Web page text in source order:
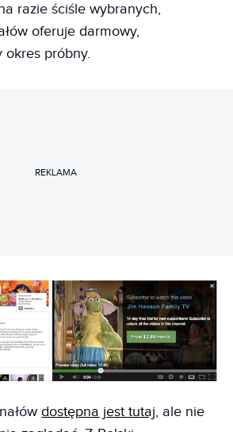
razie ściśle wybranych,
oferuje darmowy,
okres próbny.
REKLAMA
dostępna jest tutaj, ale nie